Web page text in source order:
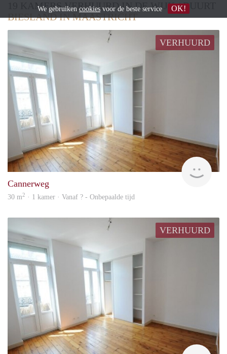
19 KAMERS VERHUURD IN DE WIJK / BUURT
BIESLAND IN MAASTRICHT
VERHUURD
rent
Cannerweg
30 m2 · 1 kamer · Vanaf ? - Onbepaalde tijd
VERHUURD
rent
We gebruiken cookies voor de beste service OK!